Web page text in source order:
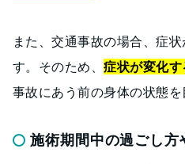
また、交通事故の場合、症
す。そのため、症状が変化
事故にあう前の身体の状態を
施術期間中の過ごし方